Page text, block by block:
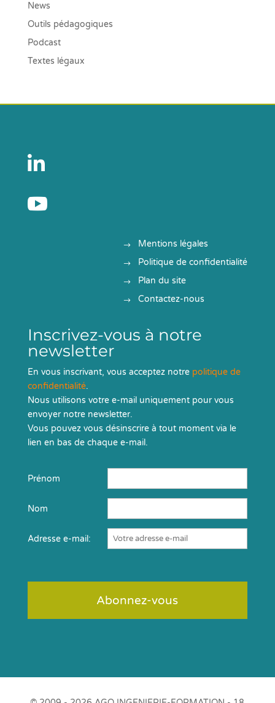
News
Outils pédagogiques
Podcast
Textes légaux


Mentions légales
Politique de confidentialité
Plan du site
Contactez-nous
Inscrivez-vous à notre
newsletter
En vous inscrivant, vous acceptez notre politique de
confidentialité.
Nous utilisons votre e-mail uniquement pour vous
envoyer notre newsletter.
Vous pouvez vous désinscrire à tout moment via le
lien en bas de chaque e-mail.
Prénom
Nom
Adresse e-mail: